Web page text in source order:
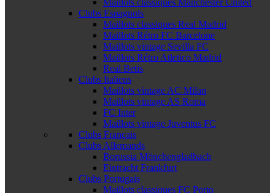
Maillots classiques Manchester United
Clubs Espagnols
Maillots classiques Real Madrid
Maillots Rétro FC Barcelone
Maillots vintage Sevilla FC
Maillots Rétro Atletico Madrid
Real Betis
Clubs Italiens
Maillots vintage AC Milan
Maillots vintage AS Roma
FC Inter
Maillots vintage Juventus FC
Clubs Français
Clubs Allemands
Borussia Mönchengladbach
Eintracht Frankfurt
Clubs Portugais
Maillots classiques FC Porto